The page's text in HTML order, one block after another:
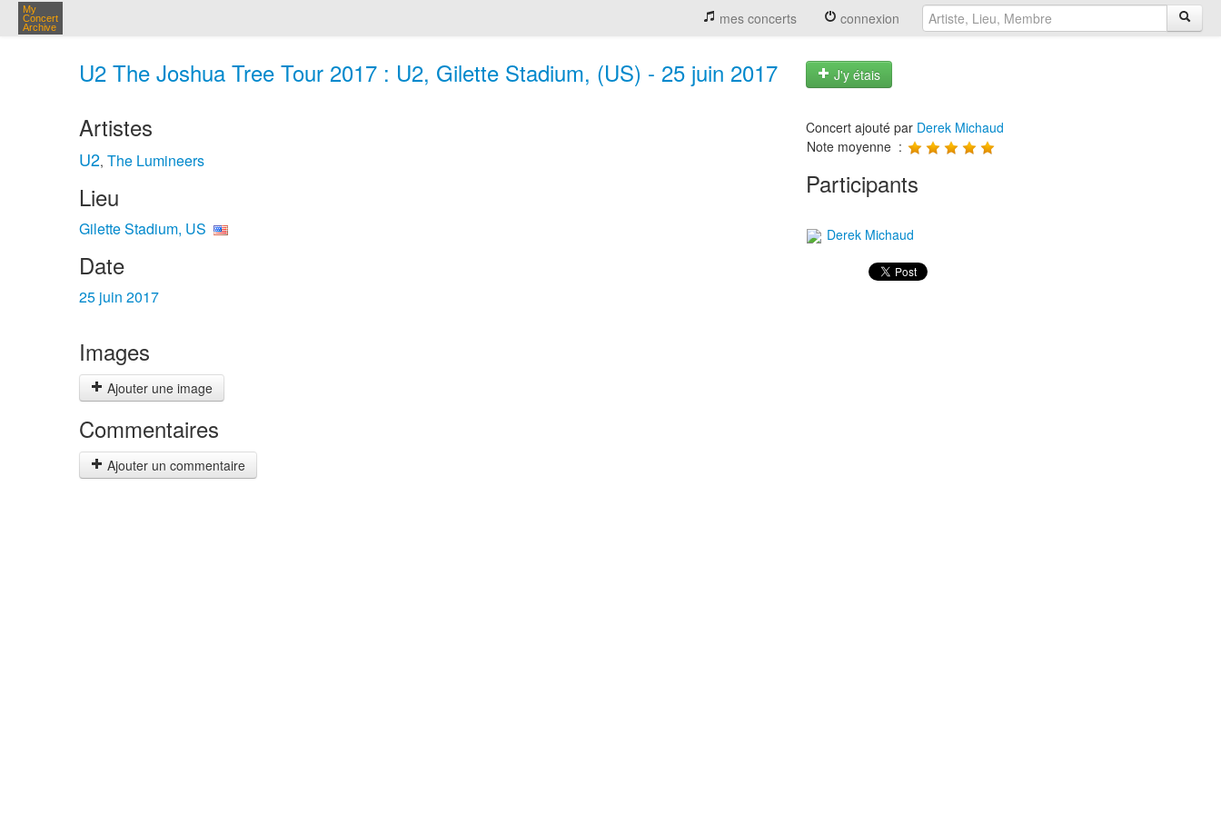
My
Concert
Archive
mes concerts connexion
U2 The Joshua Tree Tour 2017 : U2, Gilette Stadium, (US) - 25 juin 2017 J'y étais
Artistes
U2, The Lumineers
Lieu
Gilette Stadium, US
Date
25 juin 2017
Images
Ajouter une image
Commentaires
Ajouter un commentaire
Concert ajouté par Derek Michaud
Note moyenne :
Participants
Derek Michaud